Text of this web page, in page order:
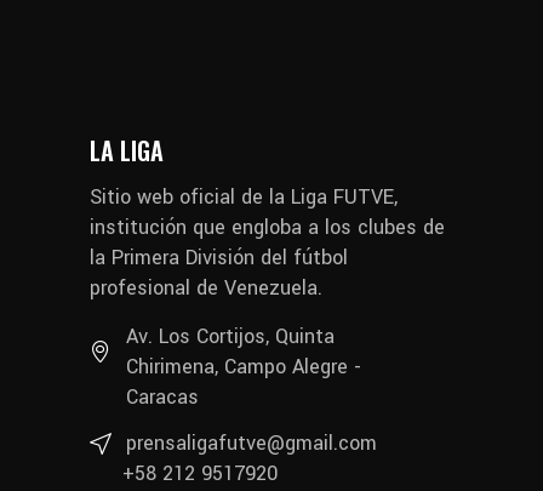
LA LIGA
Sitio web oficial de la Liga FUTVE,
institución que engloba a los clubes de
la Primera División del fútbol
profesional de Venezuela.
Av. Los Cortijos, Quinta
Chirimena, Campo Alegre -
Caracas
prensaligafutve@gmail.com
+58 212 9517920